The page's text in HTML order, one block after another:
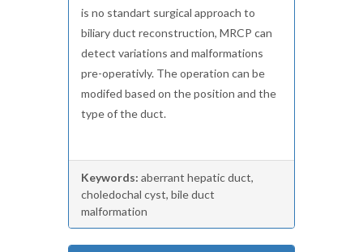
is no standart surgical approach to
biliary duct reconstruction, MRCP can
detect variations and malformations
pre-operativly. The operation can be
modifed based on the position and the
type of the duct.
Keywords: aberrant hepatic duct,
choledochal cyst, bile duct
malformation